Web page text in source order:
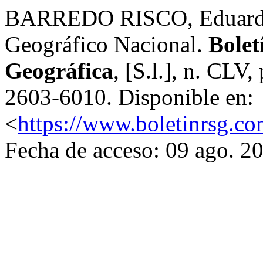
BARREDO RISCO,
Geográfico Nacional.
Geográfica, [S.l.], n. CLV,
2603-6010. Disponible en:
<https://
Fecha de acceso: 09 ago.